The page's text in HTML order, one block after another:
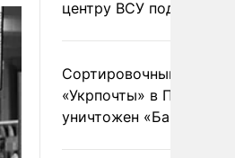
центру ВСУ под Киевом
Сортировочный пункт
«Укрпочты» в
уничтожен